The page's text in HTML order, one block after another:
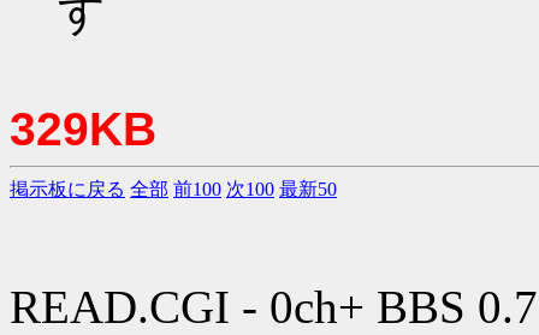
す
329KB
掲示板に戻る 全部 前100 次100 最新50
READ.CGI - 0ch+ BBS